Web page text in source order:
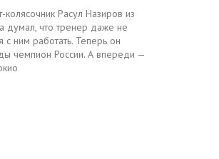
колясочник Расул Назиров из
думал, что тренер даже не
с ним работать. Теперь он
чемпион России. А впереди —